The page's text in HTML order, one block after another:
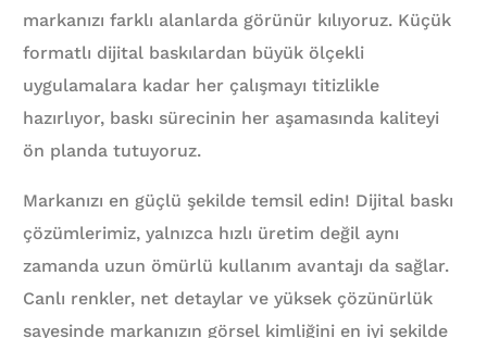
markanızı farklı alanlarda görünür kılıyoruz. Küçük
formatlı dijital baskılardan büyük ölçekli
uygulamalara kadar her çalışmayı titizlikle
hazırlıyor, baskı sürecinin her aşamasında kaliteyi
ön planda tutuyoruz.
Markanızı en güçlü şekilde temsil edin! Dijital baskı
çözümlerimiz, yalnızca hızlı üretim değil aynı
zamanda uzun ömürlü kullanım avantajı da sağlar.
Canlı renkler, net detaylar ve yüksek çözünürlük
sayesinde markanızın görsel kimliğini en iyi şekilde